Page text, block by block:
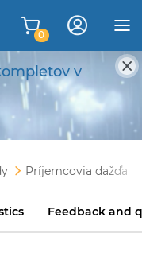
v
0
Príjemcovia dažďa
Feedback and